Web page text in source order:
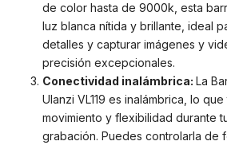
de color hasta de 9000k, esta
luz blanca nítida y brillante, ideal
detalles y capturar imágenes y
precisión excepcionales.
Conectividad inalámbrica: La
Ulanzi VL119 es inalámbrica, lo
movimiento y flexibilidad durante
grabación. Puedes controlarla de